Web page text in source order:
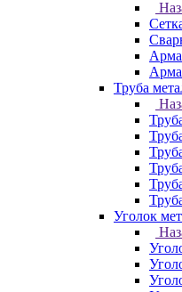
Труба
Уголок